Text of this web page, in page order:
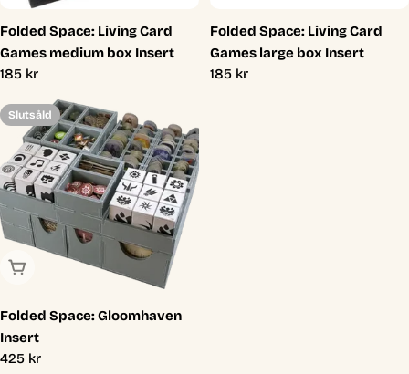
Folded Space: Living Card
Games medium box Insert
Ordinarie
185 kr
Folded Space: Living Card
Games large box Insert
Ordinarie
185 kr
Slutsåld
Slutsåld
Folded Space: Gloomhaven
Insert
Ordinarie
425 kr